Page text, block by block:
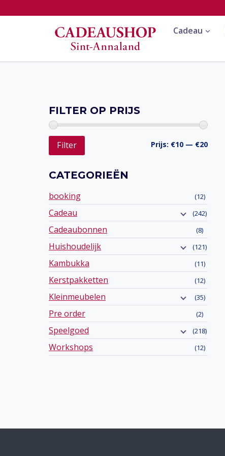
Cadeau
FILTER OP PRIJS
Min.
Max.
Filter Prijs: €10 — €20
CATEGORIEËN
booking (12)
Cadeau (242)
Cadeaubonnen (8)
Huishoudelijk (121)
Kambukka (11)
Kerstpakketten (12)
Kleinmeubelen (35)
Pre order (2)
Speelgoed (218)
Workshops (12)